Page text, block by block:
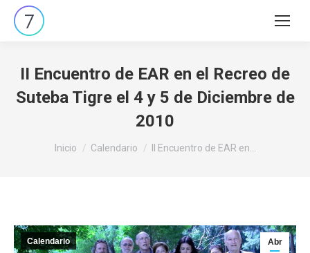
Buscar:
II Encuentro de EAR en el Recreo de
Suteba Tigre el 4 y 5 de Diciembre de
2010
Estás aquí:
Inicio Calendario II Encuentro de EAR en…
Abr
Calendario